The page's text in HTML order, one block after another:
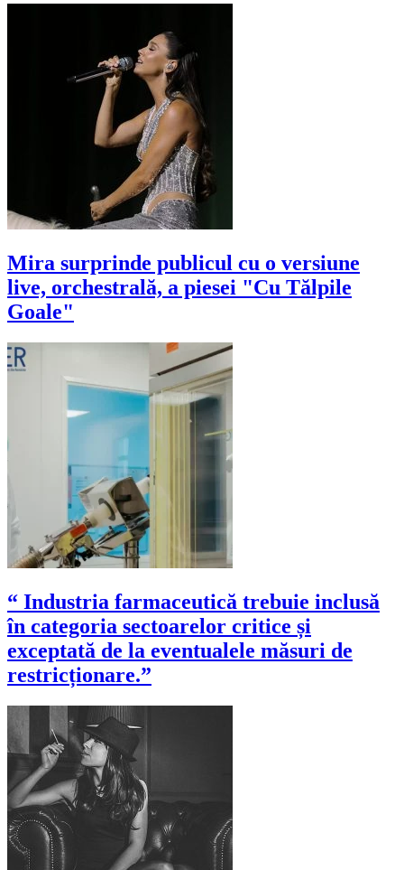
Mira surprinde publicul cu o versiune
live, orchestrală, a piesei "Cu Tălpile
Goale"
“ Industria farmaceutică trebuie inclusă
în categoria sectoarelor critice și
exceptată de la eventualele măsuri de
restricționare.”